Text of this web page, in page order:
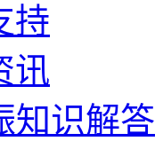
持
讯
知识解答